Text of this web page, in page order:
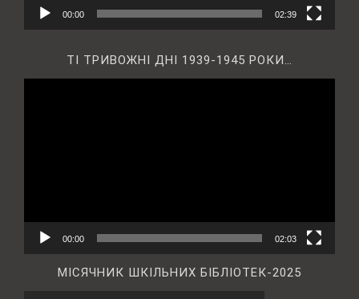
00:00 02:39
ТІ ТРИВОЖНІ ДНІ 1939-1945 РОКИ…
00:00 02:03
МІСЯЧНИК ШКІЛЬНИХ БІБЛІОТЕК-2025